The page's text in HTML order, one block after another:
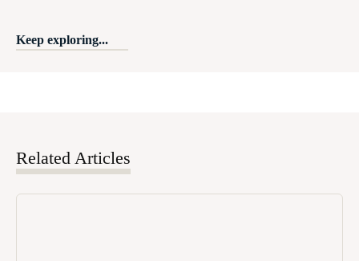
Keep exploring...
Related Articles